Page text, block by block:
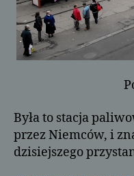
Była to stacja
przez Niemców, i
dzisiejszego